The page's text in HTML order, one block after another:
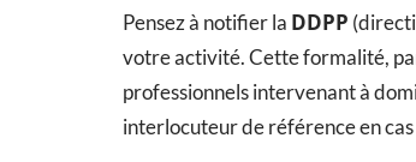
Pensez à notifier la DDPP
votre activité. Cette formalité,
professionnels intervenant à
interlocuteur de référence en